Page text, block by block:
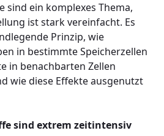
sind ein komplexes Thema,
ist stark vereinfacht. Es
Prinzip, wie
in bestimmte Speicherzellen
in benachbarten Zellen
wie diese Effekte ausgenutzt
sind extrem zeitintensiv